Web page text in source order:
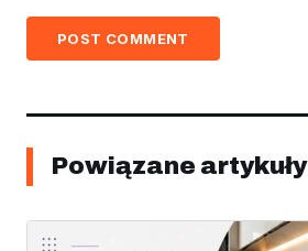
POST COMMENT
Powiązane artykuły